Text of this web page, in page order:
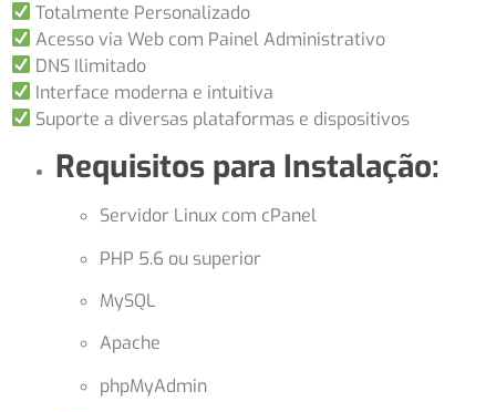
Totalmente Personalizado
Acesso via Web com Painel Administrativo
DNS Ilimitado
Interface moderna e intuitiva
Suporte a diversas plataformas e dispositivos
Requisitos para Instalação:
Servidor Linux com cPanel
PHP 5.6 ou superior
MySQL
Apache
phpMyAdmin